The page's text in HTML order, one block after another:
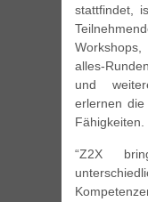
stattfindet,
Workshops,
alles-
und
erlernen die
Fähigkeiten.
“Z2X